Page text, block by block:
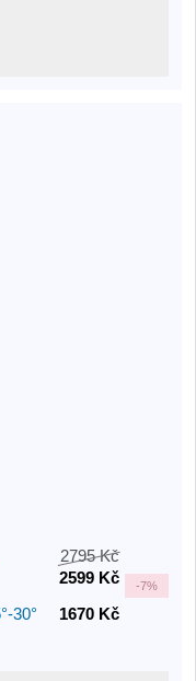
2795 Kč
2599 Kč
-7%
30°
1670 Kč